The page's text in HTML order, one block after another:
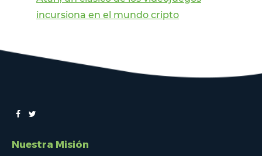
incursiona en el mundo cripto
Nuestra Misión